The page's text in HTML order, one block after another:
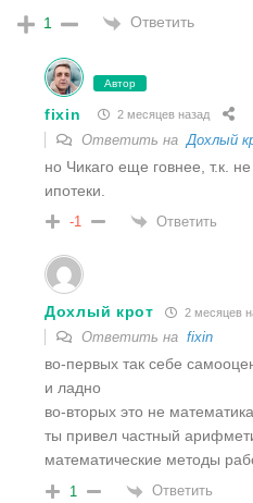
1 Ответить
Автор
fixin 2 месяцев назад
Ответить на Дохлый
но Чикаго еще говнее, т.к.
ипотеки.
-1 Ответить
Дохлый крот 2 месяцев
Ответить на fixin
во-первых так себе
и ладно
во-вторых это не
ты привел частный
математические методы
1 Ответить